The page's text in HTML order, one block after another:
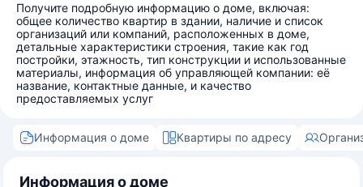
Получите подробную информацию о доме, включая:
общее количество квартир в здании, наличие и список
организаций или компаний, расположенных в доме,
детальные характеристики строения, такие как год
постройки, этажность, тип конструкции и использованные
материалы, информация об управляющей компании: её
название, контактные данные, и качество
предоставляемых услуг
Информация о доме Квартиры по адресу
Информация о доме